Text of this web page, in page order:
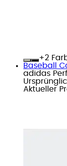
+
Baseball
adidas
Aktueller